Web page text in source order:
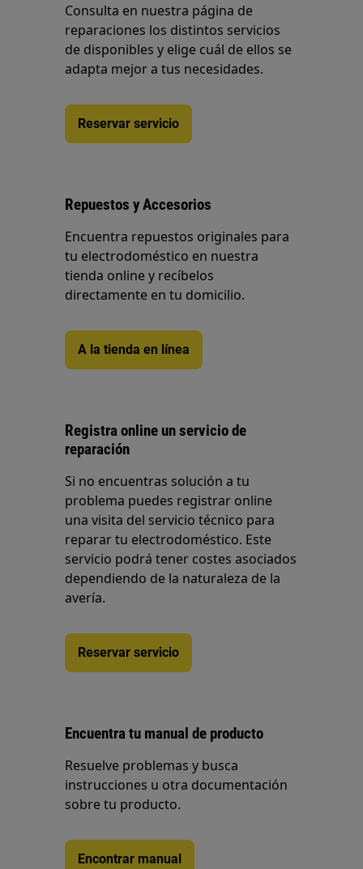
Consulta en nuestra página de
reparaciones los distintos servicios
de disponibles y elige cuál de ellos se
adapta mejor a tus necesidades.
Reservar servicio
Repuestos y Accesorios
Encuentra repuestos originales para
tu electrodoméstico en nuestra
tienda online y recíbelos
directamente en tu domicilio.
A la tienda en línea
Registra online un servicio de
reparación
Si no encuentras solución a tu
problema puedes registrar online
una visita del servicio técnico para
reparar tu electrodoméstico. Este
servicio podrá tener costes asociados
dependiendo de la naturaleza de la
avería.
Reservar servicio
Encuentra tu manual de producto
Resuelve problemas y busca
instrucciones u otra documentación
sobre tu producto.
Encontrar manual